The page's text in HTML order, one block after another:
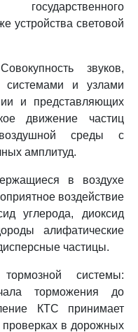
устройства световой
звуков,
системами и узлами
и представляющих
движение частиц
воздушной среды с
амплитуд.
в воздухе
воздействие
углерода, диоксид
алифатические
частицы.
системы:
торможения до
КТС принимает
в дорожных